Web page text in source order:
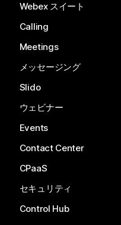
Webex スイート
Calling
Meetings
メッセージング
Slido
ウェビナー
Events
Contact Center
CPaaS
セキュリティ
Control Hub